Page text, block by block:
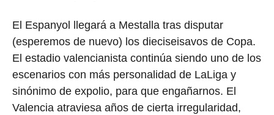
El Espanyol llegará a Mestalla tras disputar
(esperemos de nuevo) los dieciseisavos de Copa.
El estadio valencianista continúa siendo uno de los
escenarios con más personalidad de LaLiga y
sinónimo de expolio, para que engañarnos. El
Valencia atraviesa años de cierta irregularidad,